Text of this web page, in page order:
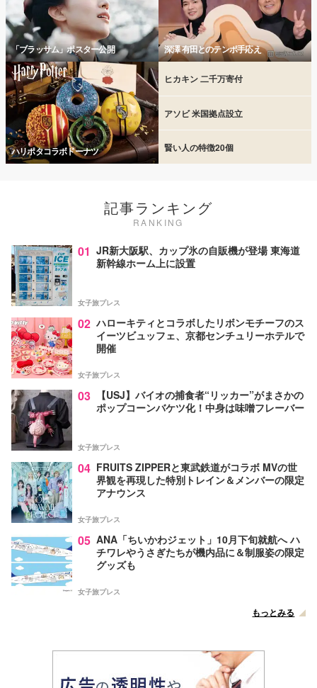
「ブラッサム」ポスター公開 深澤 有田とのテンポ手応え
ハリポタコラボドーナツ
ヒカキン 二千万寄付
アソビ 米国拠点設立
賢い人の特徴20個
記事ランキング
RANKING
01 JR新大阪駅、カップ氷の自販機が登場 東海道
新幹線ホーム上に設置
女子旅プレス
02 ハローキティとコラボしたリボンモチーフのス
イーツビュッフェ、京都センチュリーホテルで
開催
女子旅プレス
03
【USJ】バイオの捕食者“リッカー”がまさかの
ポップコーンバケツ化！中身は味噌フレーバー
女子旅プレス
04 FRUITS ZIPPERと東武鉄道がコラボ MVの世
界観を再現した特別トレイン＆メンバーの限定
アナウンス
女子旅プレス
05 ANA「ちいかわジェット」10月下旬就航へ ハ
チワレやうさぎたちが機内品に＆制服姿の限定
グッズも
女子旅プレス
もっとみる